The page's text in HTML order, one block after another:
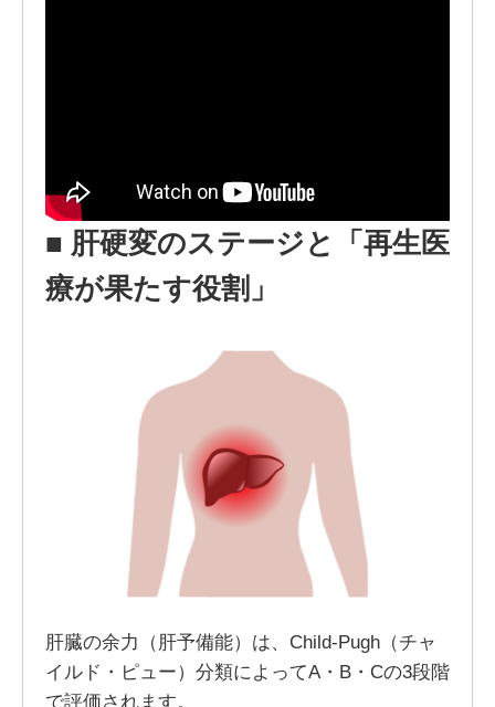
■ 肝硬変のステージと「再生医
療が果たす役割」
肝臓の余力（肝予備能）は、Child-Pugh（チャ
イルド・ピュー）分類によってA・B・Cの3段階
で評価されます。